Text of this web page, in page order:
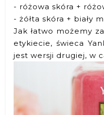
- różowa skóra +
- żółta skóra + biały
Jak łatwo możemy
etykiecie, świeca
jest wersji drugiej, w